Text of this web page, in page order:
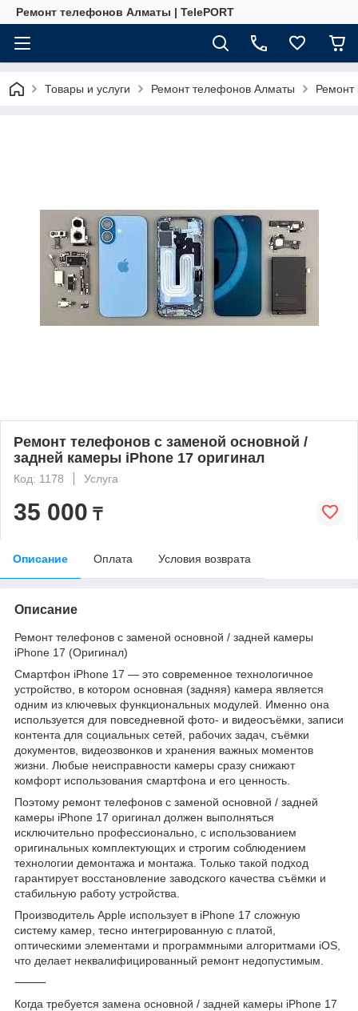
Ремонт телефонов Алматы | TelePORT
Товары и услуги Ремонт телефонов Алматы Ремонт
Ремонт телефонов с заменой основной /
задней камеры iPhone 17 оригинал
Код: 1178 Услуга
35 000 ₸
Описание Оплата Условия возврата
Описание
Ремонт телефонов с заменой основной / задней камеры
iPhone 17 (Оригинал)
Смартфон iPhone 17 — это современное технологичное
устройство, в котором основная (задняя) камера является
одним из ключевых функциональных модулей. Именно она
используется для повседневной фото- и видеосъёмки, записи
контента для социальных сетей, рабочих задач, съёмки
документов, видеозвонков и хранения важных моментов
жизни. Любые неисправности камеры сразу снижают
комфорт использования смартфона и его ценность.
Поэтому ремонт телефонов с заменой основной / задней
камеры iPhone 17 оригинал должен выполняться
исключительно профессионально, с использованием
оригинальных комплектующих и строгим соблюдением
технологии демонтажа и монтажа. Только такой подход
гарантирует восстановление заводского качества съёмки и
стабильную работу устройства.
Производитель Apple использует в iPhone 17 сложную
систему камер, тесно интегрированную с платой,
оптическими элементами и программными алгоритмами iOS,
что делает неквалифицированный ремонт недопустимым.
⸻
Когда требуется замена основной / задней камеры iPhone 17